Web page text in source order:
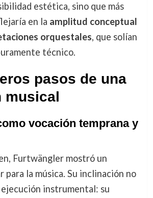
estética, sino que más
en la amplitud conceptual
orquestales, que solían
técnico.
pasos de una
vocación temprana y
Furtwängler mostró un
para la música. Su inclinación no
instrumental: su